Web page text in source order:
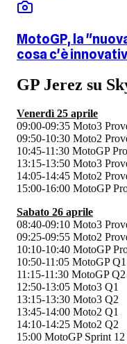
MotoGP, la
cosa c'è
GP Jerez su
Venerdì 25 aprile
09:00-09:35 Moto3
09:50-10:30 Moto2
10:45-11:30 MotoGP
13:15-13:50 Moto3
14:05-14:45 Moto2
15:00-16:00 MotoGP
Sabato 26 aprile
08:40-09:10 Moto3
09:25-09:55 Moto2
10:10-10:40 MotoGP
10:50-11:05 MotoGP Q1
11:15-11:30 MotoGP Q2
12:50-13:05 Moto3 Q1
13:15-13:30 Moto3 Q2
13:45-14:00 Moto2 Q1
14:10-14:25 Moto2 Q2
15:00 MotoGP Sprint